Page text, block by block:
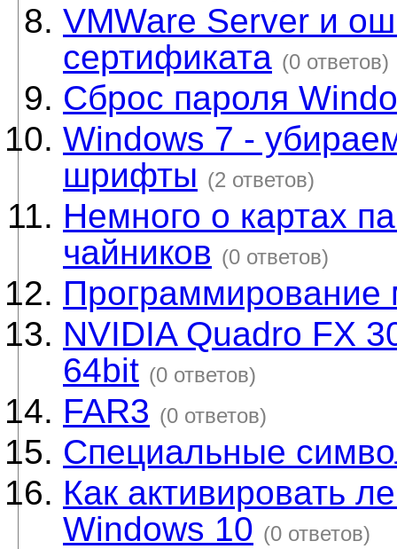
VMWare Server и
сертификата (0 ответов)
Сброс пароля
Windows 7 -
шрифты (2 ответов)
Немного о картах
чайников (0 ответов)
Программирование
NVIDIA Quadro FX
64bit (0 ответов)
FAR3 (0 ответов)
Специальные
Как активировать
Windows 10 (0 ответов)